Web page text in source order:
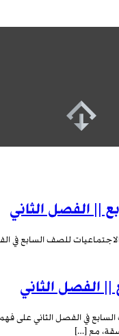
|| الفصل الثاني
للصف السابع في
الفصل الثاني
في الفصل الثاني على
مع […]